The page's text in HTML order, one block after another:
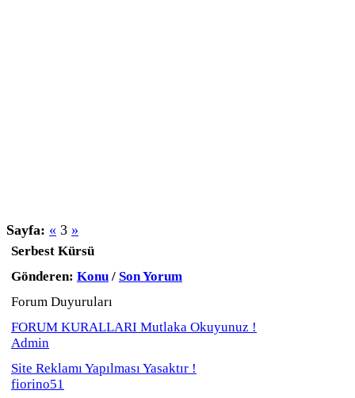
Sayfa: « 3 »
Serbest Kürsü
Gönderen: Konu / Son Yorum
Forum Duyuruları
FORUM KURALLARI Mutlaka Okuyunuz !
Admin
Site Reklamı Yapılması Yasaktır !
fiorino51